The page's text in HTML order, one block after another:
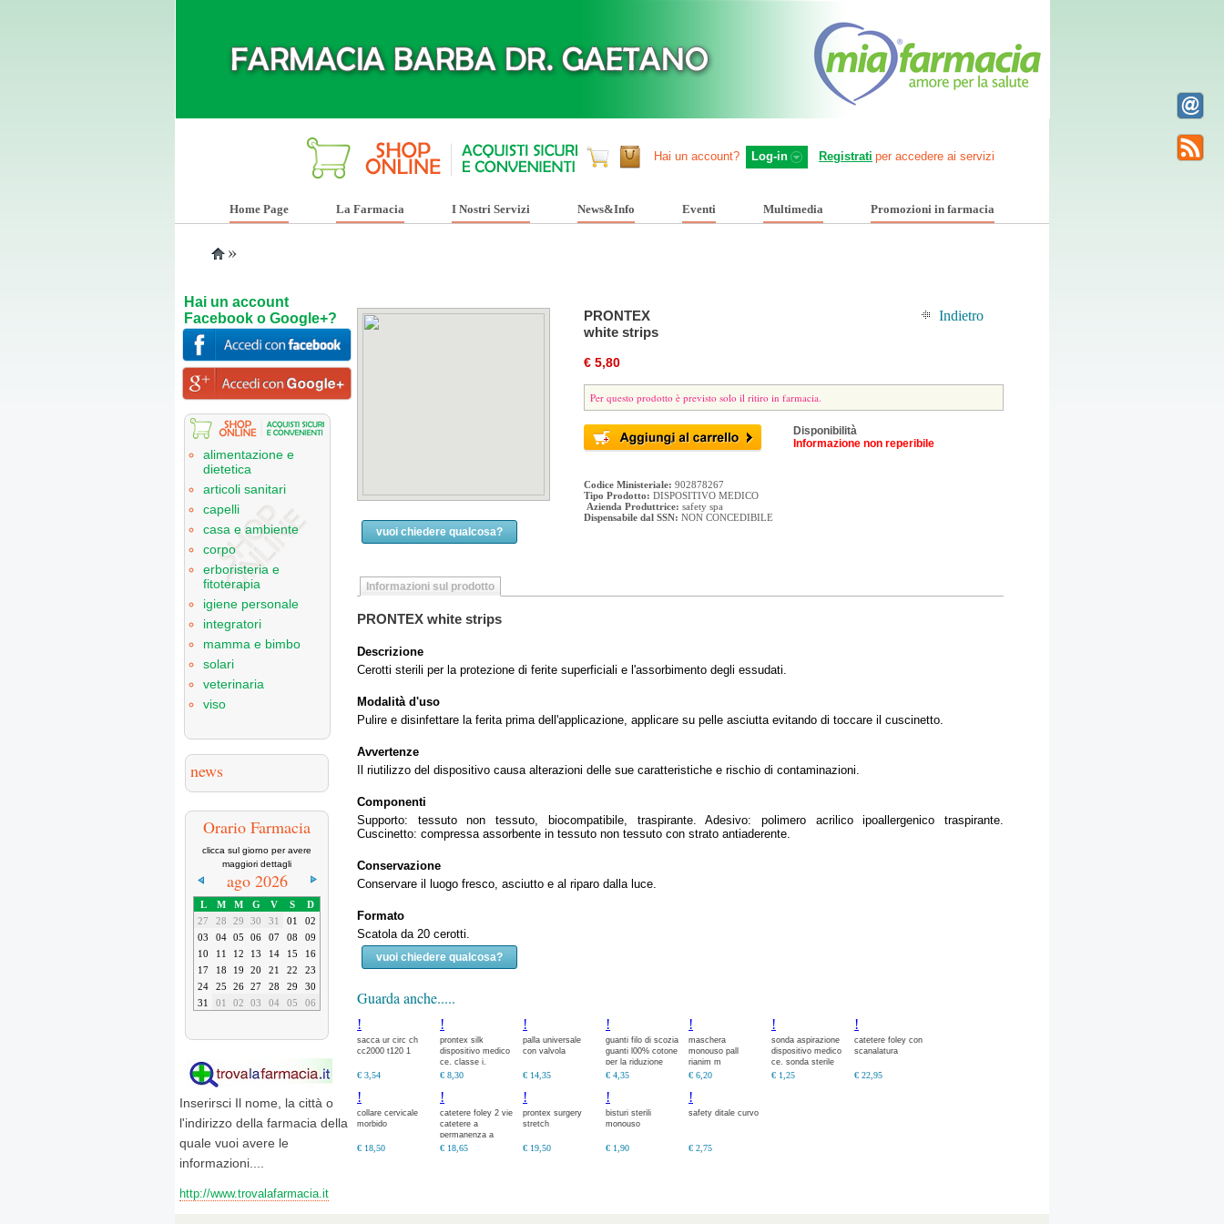
Hai un account
Facebook o Google+?
alimentazione e
dietetica
articoli sanitari
capelli
casa e ambiente
corpo
erboristeria e
fitoterapia
igiene personale
integratori
mamma e bimbo
solari
veterinaria
viso
news
Orario Farmacia
clicca sul giorno per avere
maggiori dettagli
ago 2026
L M M G V S
D
27
28 29 30 31 01
02
03
04 05 06 07 08
09
10
11 12 13 14 15
16
17
18 19 20 21 22
23
24
25 26 27 28 29
30
31
01 02 03 04 05 06
Inserirsci Il nome, la città o
l'indirizzo della farmacia della
quale vuoi avere le
informazioni....
http://www.trovalafarmacia.it
Hai un account? Log-in Registrati per accedere ai servizi
Home Page La Farmacia I Nostri Servizi News&Info Eventi Multimedia Promozioni in farmacia
»
vuoi chiedere qualcosa?
PRONTEX
Indietro
white strips
€ 5,80
Per questo prodotto è previsto solo il ritiro in farmacia.
Disponibilità
Informazione non reperibile
Codice Ministeriale: 902878267
Tipo Prodotto: DISPOSITIVO MEDICO
Azienda Produttrice: safety spa
Dispensabile dal SSN: NON CONCEDIBILE
Informazioni sul prodotto
PRONTEX white strips
Descrizione
Cerotti sterili per la protezione di ferite superficiali e l'assorbimento degli essudati.
Modalità d'uso
Pulire e disinfettare la ferita prima dell'applicazione, applicare su pelle asciutta evitando di toccare il cuscinetto.
Avvertenze
Il riutilizzo del dispositivo causa alterazioni delle sue caratteristiche e rischio di contaminazioni.
Componenti
Supporto: tessuto non tessuto, biocompatibile, traspirante. Adesivo: polimero acrilico ipoallergenico traspirante.
Cuscinetto: compressa assorbente in tessuto non tessuto con strato antiaderente.
Conservazione
Conservare il luogo fresco, asciutto e al riparo dalla luce.
Formato
Scatola da 20 cerotti.
vuoi chiedere qualcosa?
Guarda anche.....
!
sacca ur circ ch
cc2000 t120 1
€ 3,54
!
prontex silk
dispositivo medico
ce, classe i.
cerotto in tessuto
artificiale con
€ 8,30
!
palla universale
con valvola
€ 14,35
!
guanti filo di scozia
guanti l00% cotone
per la riduzione
della
irritazione della
cute.
€ 4,35
!
maschera
monouso pall
rianim m
€ 6,20
!
sonda aspirazione
dispositivo medico
ce. sonda sterile
monouso per
€ 1,25
!
catetere foley con
scanalatura
€ 22,95
!
collare cervicale
morbido
€ 18,50
!
catetere foley 2 vie
catetere a
permanenza a
punta dritta
€ 18,65
!
prontex surgery
stretch
€ 19,50
!
bisturi sterili
monouso
€ 1,90
!
safety ditale curvo
€ 2,75